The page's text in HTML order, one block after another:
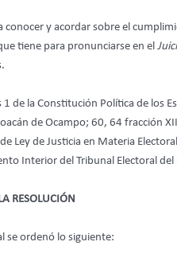
conocer y acordar sobre el
tiene para pronunciarse en el
de la Constitución Política de los
de Ocampo; 60, 64 fracción
Ley de Justicia en Materia
Interior del Tribunal Electoral del
RESOLUCIÓN
se ordenó lo siguiente: